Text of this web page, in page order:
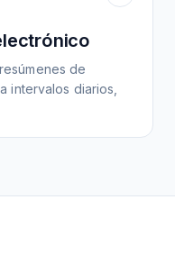
de
intervalos diarios,